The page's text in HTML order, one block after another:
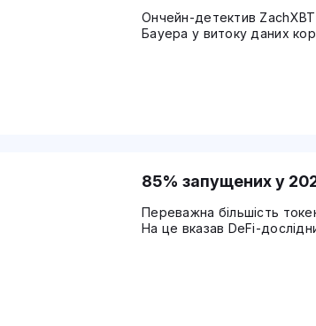
Ончейн-детектив
Бауера у витоку даних
85% запущених у
Переважна більшість
На це вказав DeFi-